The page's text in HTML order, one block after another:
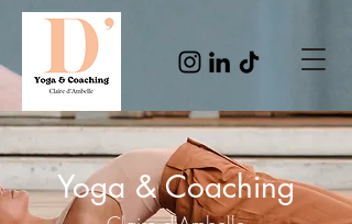
Yoga & Coaching